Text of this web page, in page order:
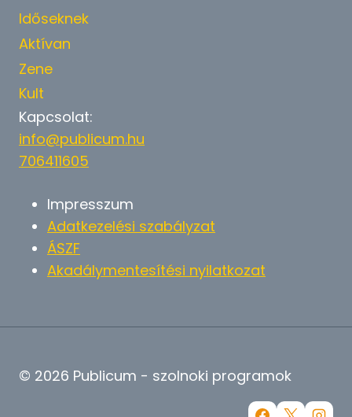
Időseknek
Aktívan
Zene
Kult
Kapcsolat:
info@publicum.hu
706411605
Impresszum
Adatkezelési szabályzat
ÁSZF
Akadálymentesítési nyilatkozat
© 2026 Publicum - szolnoki programok